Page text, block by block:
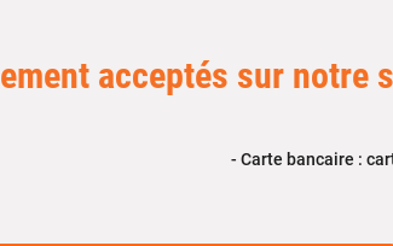
acceptés sur notre
- Carte bancaire :